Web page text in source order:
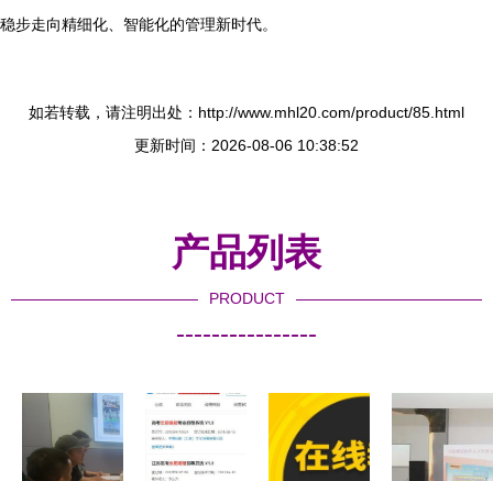
稳步走向精细化、智能化的管理新时代。
如若转载，请注明出处：http://www.mhl20.com/product/85.html
更新时间：2026-08-06 10:38:52
产品列表
PRODUCT
----------------